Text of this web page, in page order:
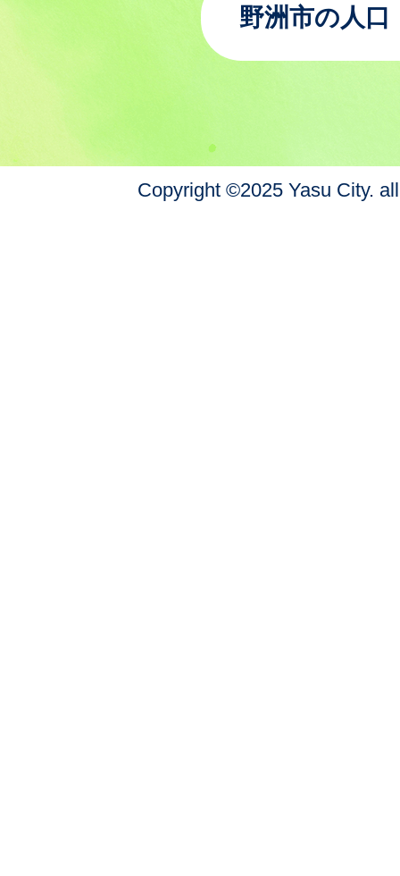
野洲市の人口
Copyright ©2025 Yasu City.